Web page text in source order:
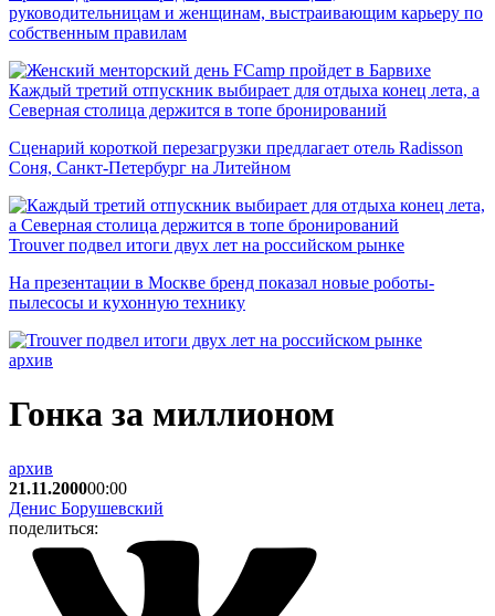
руководительницам и женщинам, выстраивающим карьеру по
собственным правилам
Каждый третий отпускник выбирает для отдыха конец лета, а
Северная столица держится в топе бронирований
Сценарий короткой перезагрузки предлагает отель Radisson
Соня, Санкт-Петербург на Литейном
Trouver подвел итоги двух лет на российском рынке
На презентации в Москве бренд показал новые роботы-
пылесосы и кухонную технику
архив
Гонка за миллионом
архив
21.11.200000:00
Денис Борушевский
поделиться: